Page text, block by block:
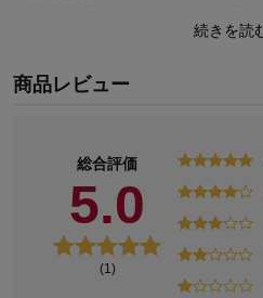
●摩擦熱が生じにくいため、熱で飛
節可能
続きを読
商品レビュー
総合評価
5.0
(1)